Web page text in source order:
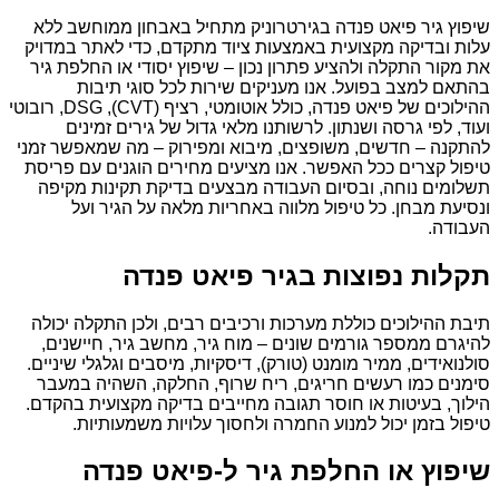
שיפוץ גיר פיאט פנדה בגירטרוניק מתחיל באבחון ממוחשב ללא
עלות ובדיקה מקצועית באמצעות ציוד מתקדם, כדי לאתר במדויק
את מקור התקלה ולהציע פתרון נכון – שיפוץ יסודי או החלפת גיר
בהתאם למצב בפועל. אנו מעניקים שירות לכל סוגי תיבות
ההילוכים של פיאט פנדה, כולל אוטומטי, רציף (CVT), DSG, רובוטי
ועוד, לפי גרסה ושנתון. לרשותנו מלאי גדול של גירים זמינים
להתקנה – חדשים, משופצים, מיבוא ומפירוק – מה שמאפשר זמני
טיפול קצרים ככל האפשר. אנו מציעים מחירים הוגנים עם פריסת
תשלומים נוחה, ובסיום העבודה מבצעים בדיקת תקינות מקיפה
ונסיעת מבחן. כל טיפול מלווה באחריות מלאה על הגיר ועל
העבודה.
תקלות נפוצות בגיר פיאט פנדה
תיבת ההילוכים כוללת מערכות ורכיבים רבים, ולכן התקלה יכולה
להיגרם ממספר גורמים שונים – מוח גיר, מחשב גיר, חיישנים,
סולנואידים, ממיר מומנט (טורק), דיסקיות, מיסבים וגלגלי שיניים.
סימנים כמו רעשים חריגים, ריח שרוף, החלקה, השהיה במעבר
הילוך, בעיטות או חוסר תגובה מחייבים בדיקה מקצועית בהקדם.
טיפול בזמן יכול למנוע החמרה ולחסוך עלויות משמעותיות.
שיפוץ או החלפת גיר ל-פיאט פנדה